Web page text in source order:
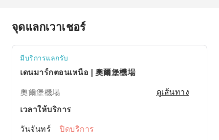
จุดแลกเวาเชอร์
มีบริการแลกรับ
เดนมาร์กตอนเหนือ | 奧爾堡機場
奧爾堡機場 ดูเส้นทาง
เวลาให้บริการ
วันจันทร์
ปิดบริการ